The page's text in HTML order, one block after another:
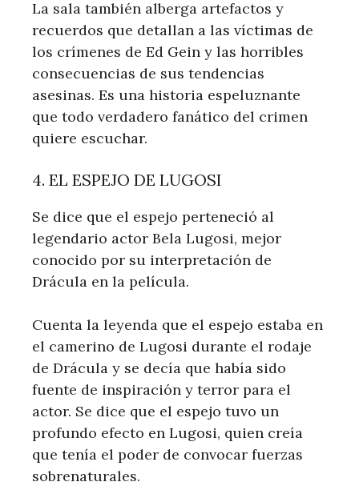
La sala también alberga artefactos y
recuerdos que detallan a las víctimas de
los crímenes de Ed Gein y las horribles
consecuencias de sus tendencias
asesinas. Es una historia espeluznante
que todo verdadero fanático del crimen
quiere escuchar.
4. EL ESPEJO DE LUGOSI
Se dice que el espejo perteneció al
legendario actor Bela Lugosi, mejor
conocido por su interpretación de
Drácula en la película.
Cuenta la leyenda que el espejo estaba en
el camerino de Lugosi durante el rodaje
de Drácula y se decía que había sido
fuente de inspiración y terror para el
actor. Se dice que el espejo tuvo un
profundo efecto en Lugosi, quien creía
que tenía el poder de convocar fuerzas
sobrenaturales.